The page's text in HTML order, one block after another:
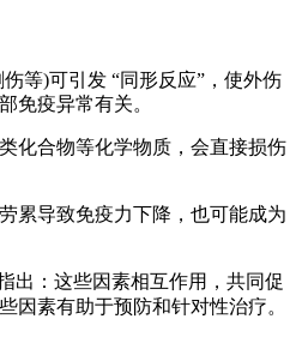
)可引发 “同形反应”，使外伤
免疫异常有关。
合物等化学物质，会直接损伤
导致免疫力下降，也可能成为
出：这些因素相互作用，共同促
因素有助于预防和针对性治疗。